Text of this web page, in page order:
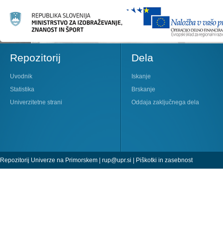
Repozitorij
Uvodnik
Statistika
Univerzitetne strani
Dela
Iskanje
Brskanje
Oddaja zaključnega dela
Repozitorij Univerze na Primorskem | rup@upr.si | Piškotki in zasebnost